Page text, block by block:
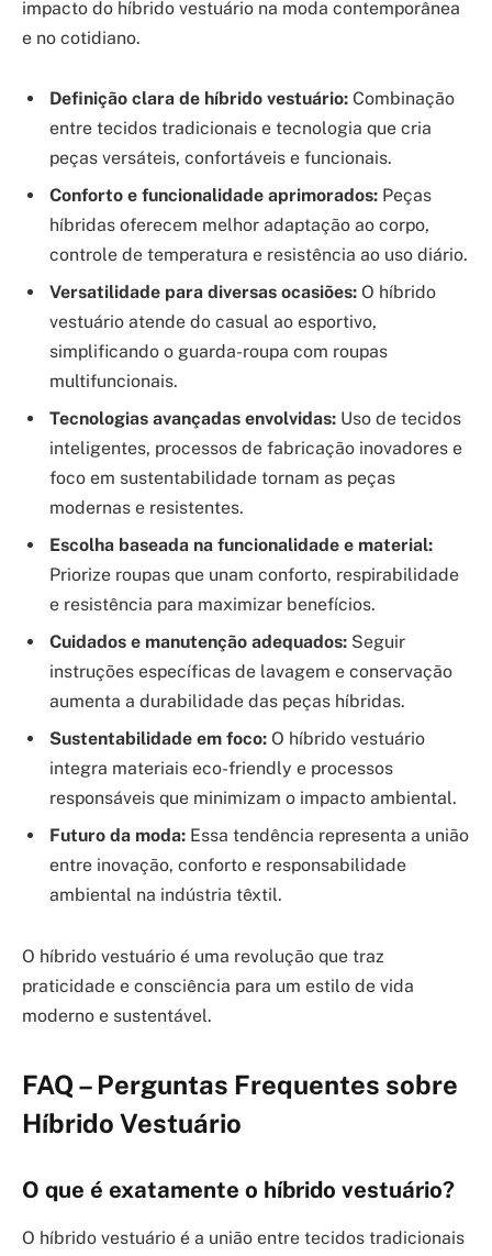
impacto do híbrido vestuário na moda contemporânea
e no cotidiano.
Definição clara de híbrido vestuário: Combinação
entre tecidos tradicionais e tecnologia que cria
peças versáteis, confortáveis e funcionais.
Conforto e funcionalidade aprimorados: Peças
híbridas oferecem melhor adaptação ao corpo,
controle de temperatura e resistência ao uso diário.
Versatilidade para diversas ocasiões: O híbrido
vestuário atende do casual ao esportivo,
simplificando o guarda-roupa com roupas
multifuncionais.
Tecnologias avançadas envolvidas: Uso de tecidos
inteligentes, processos de fabricação inovadores e
foco em sustentabilidade tornam as peças
modernas e resistentes.
Escolha baseada na funcionalidade e material:
Priorize roupas que unam conforto, respirabilidade
e resistência para maximizar benefícios.
Cuidados e manutenção adequados: Seguir
instruções específicas de lavagem e conservação
aumenta a durabilidade das peças híbridas.
Sustentabilidade em foco: O híbrido vestuário
integra materiais eco-friendly e processos
responsáveis que minimizam o impacto ambiental.
Futuro da moda: Essa tendência representa a união
entre inovação, conforto e responsabilidade
ambiental na indústria têxtil.
O híbrido vestuário é uma revolução que traz
praticidade e consciência para um estilo de vida
moderno e sustentável.
FAQ – Perguntas Frequentes sobre
Híbrido Vestuário
O que é exatamente o híbrido vestuário?
O híbrido vestuário é a união entre tecidos tradicionais